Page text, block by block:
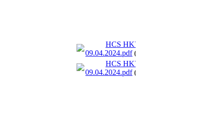
HCS HKV110
09.04.2024.pdf(332.43KB)
HCS HKV110
09.04.2024.pdf(332.43KB)